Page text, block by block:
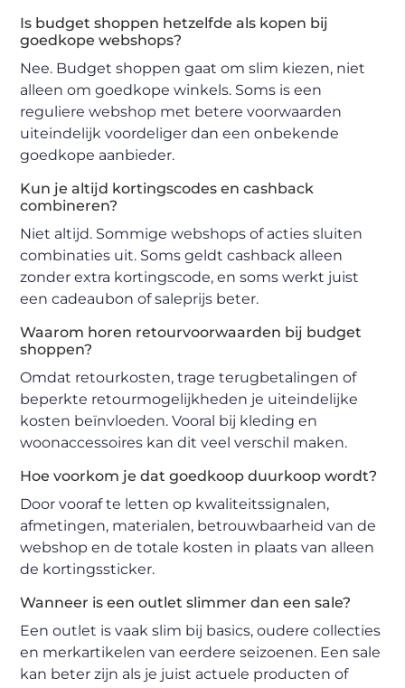
Is budget shoppen hetzelfde als kopen bij
goedkope webshops?
Nee. Budget shoppen gaat om slim kiezen, niet
alleen om goedkope winkels. Soms is een
reguliere webshop met betere voorwaarden
uiteindelijk voordeliger dan een onbekende
goedkope aanbieder.
Kun je altijd kortingscodes en cashback
combineren?
Niet altijd. Sommige webshops of acties sluiten
combinaties uit. Soms geldt cashback alleen
zonder extra kortingscode, en soms werkt juist
een cadeaubon of saleprijs beter.
Waarom horen retourvoorwaarden bij budget
shoppen?
Omdat retourkosten, trage terugbetalingen of
beperkte retourmogelijkheden je uiteindelijke
kosten beïnvloeden. Vooral bij kleding en
woonaccessoires kan dit veel verschil maken.
Hoe voorkom je dat goedkoop duurkoop wordt?
Door vooraf te letten op kwaliteitssignalen,
afmetingen, materialen, betrouwbaarheid van de
webshop en de totale kosten in plaats van alleen
de kortingssticker.
Wanneer is een outlet slimmer dan een sale?
Een outlet is vaak slim bij basics, oudere collecties
en merkartikelen van eerdere seizoenen. Een sale
kan beter zijn als je juist actuele producten of